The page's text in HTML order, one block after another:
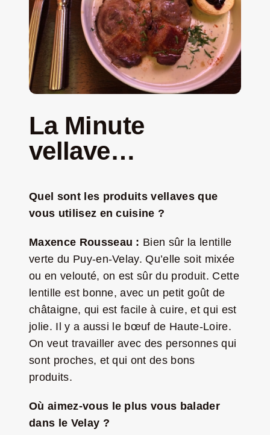
La Minute
vellave…
Quel sont les produits vellaves que
vous utilisez en cuisine ?
Maxence Rousseau : Bien sûr la lentille
verte du Puy-en-Velay. Qu’elle soit mixée
ou en velouté, on est sûr du produit. Cette
lentille est bonne, avec un petit goût de
châtaigne, qui est facile à cuire, et qui est
jolie. Il y a aussi le bœuf de Haute-Loire.
On veut travailler avec des personnes qui
sont proches, et qui ont des bons
produits.
Où aimez-vous le plus vous balader
dans le Velay ?